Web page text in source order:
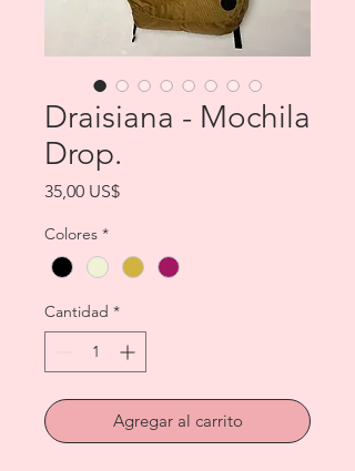
Draisiana - Mochila
Drop.
35,00 US$Precio
Colores *
Cantidad *
Agregar al carrito